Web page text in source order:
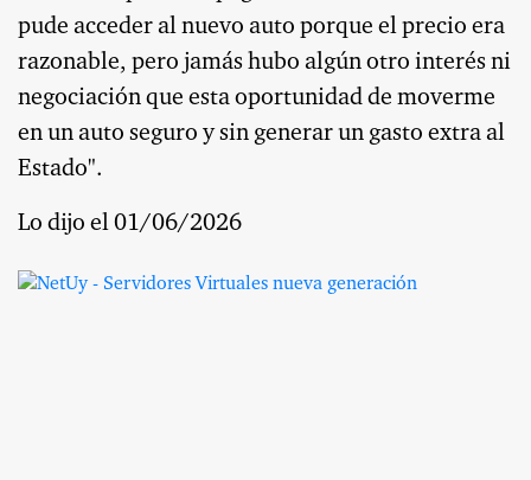
pude acceder al nuevo auto porque el precio era
razonable, pero jamás hubo algún otro interés ni
negociación que esta oportunidad de moverme
en un auto seguro y sin generar un gasto extra al
Estado".
Lo dijo el 01/06/2026